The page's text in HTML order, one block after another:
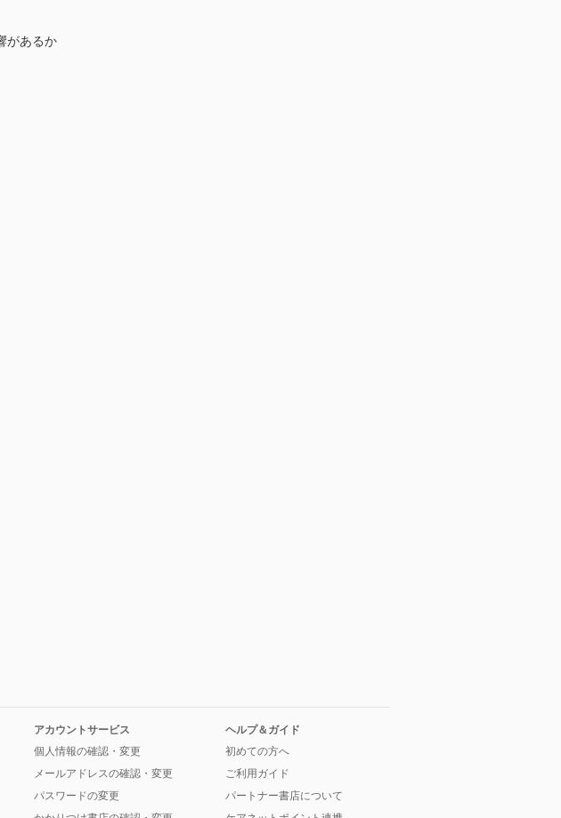
があるか
アカウントサービス
個人情報の確認・変更
メールアドレスの確認・変更
パスワードの変更
ヘルプ＆ガイド
初めての方へ
ご利用ガイド
パートナー書店について